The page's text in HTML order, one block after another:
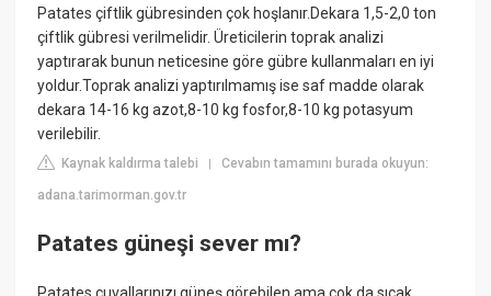
Patates çiftlik gübresinden çok hoşlanır.Dekara 1,5-2,0 ton
çiftlik gübresi verilmelidir. Üreticilerin toprak analizi
yaptırarak bunun neticesine göre gübre kullanmaları en iyi
yoldur.Toprak analizi yaptırılmamış ise saf madde olarak
dekara 14-16 kg azot,8-10 kg fosfor,8-10 kg potasyum
verilebilir.
Kaynak kaldırma talebi |Cevabın tamamını burada okuyun:
adana.tarimorman.gov.tr
Patates güneşi sever mı?